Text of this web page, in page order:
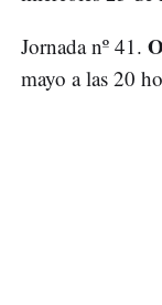
Jornada nº 41.
mayo a las 20